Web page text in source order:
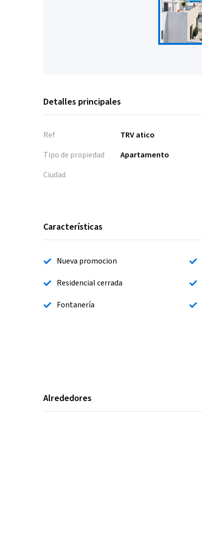
Detalles principales
Ref
TRV atico
Tipo de propiedad
Apartamento
Ciudad
Características
Nueva promocion
Residencial cerrada
Fontanería
Alrededores